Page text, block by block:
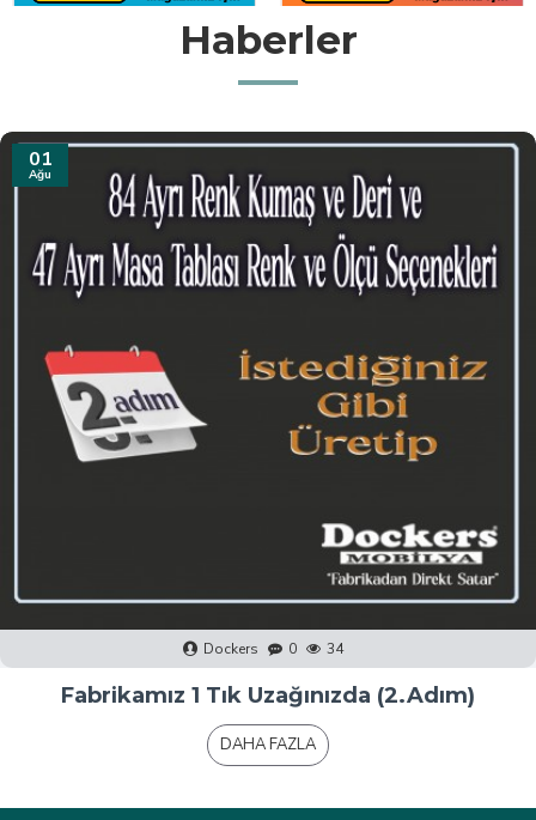
Haberler
31
Tem
Dockers 0 40
Fabrikamız 1 Tık Uzağınızda (1.Adım)
DAHA FAZLA